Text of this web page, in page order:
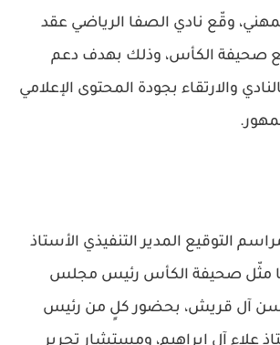
وقّع نادي الصفا الرياضي عقد
صحيفة الكأس، وذلك بهدف دعم
والارتقاء بجودة المحتوى الإعلامي
التوقيع المدير التنفيذي الأستاذ
مثّل صحيفة الكأس رئيس مجلس
حسن آل قريش، بحضور كلٍ من رئيس
علاء آل إبراهيم، ومستشار تحرير